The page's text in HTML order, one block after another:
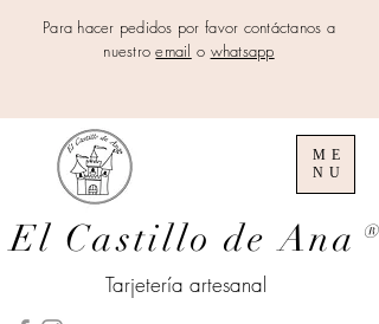
Para hacer pedidos por favor contáctanos a
nuestroemail o whatsapp
El Castillo de Ana ®
ME
NU
Tarjetería artesanal